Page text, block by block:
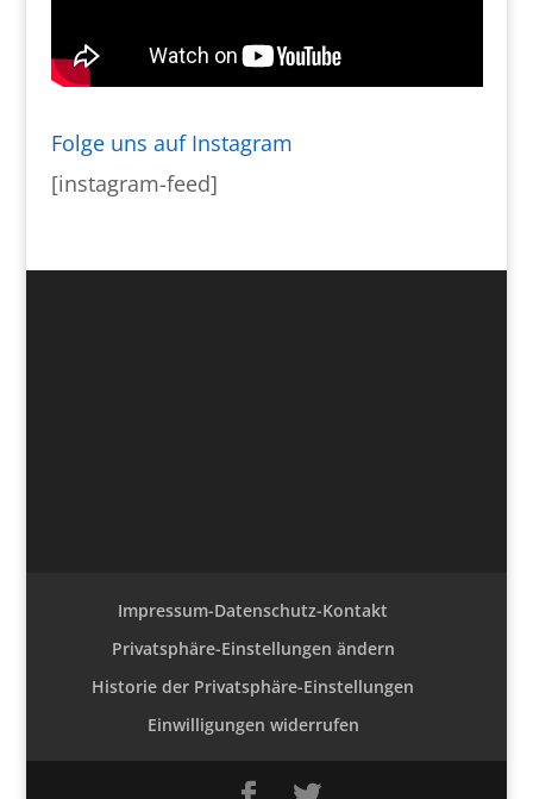
Folge uns auf Instagram
[instagram-feed]
Impressum-Datenschutz-Kontakt
Privatsphäre-Einstellungen ändern
Historie der Privatsphäre-Einstellungen
Einwilligungen widerrufen